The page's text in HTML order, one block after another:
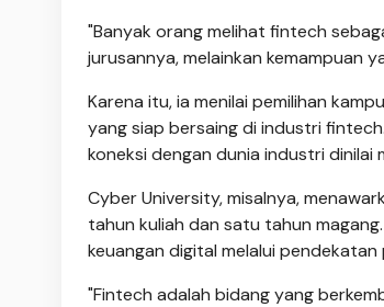
"Banyak orang melihat fintech
jurusannya, melainkan kemampuan
Karena itu, ia menilai pemilihan
yang siap bersaing di industri
koneksi dengan dunia industri dinilai
Cyber University, misalnya,
tahun kuliah dan satu tahun
keuangan digital melalui
"Fintech adalah bidang yang